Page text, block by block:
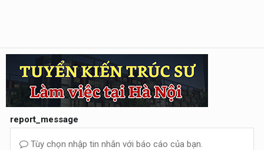
report_message
Tùy chọn nhập tin nhắn với báo cáo của bạn.